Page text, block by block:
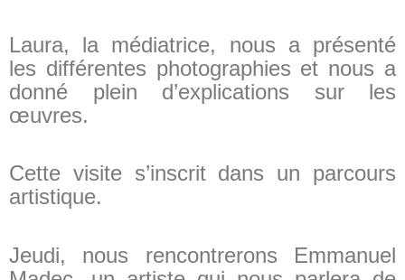
Laura, la médiatrice, nous a présenté
les différentes photographies et nous a
donné plein d’explications sur les
œuvres.
Cette visite s’inscrit dans un parcours
artistique.
Jeudi, nous rencontrerons Emmanuel